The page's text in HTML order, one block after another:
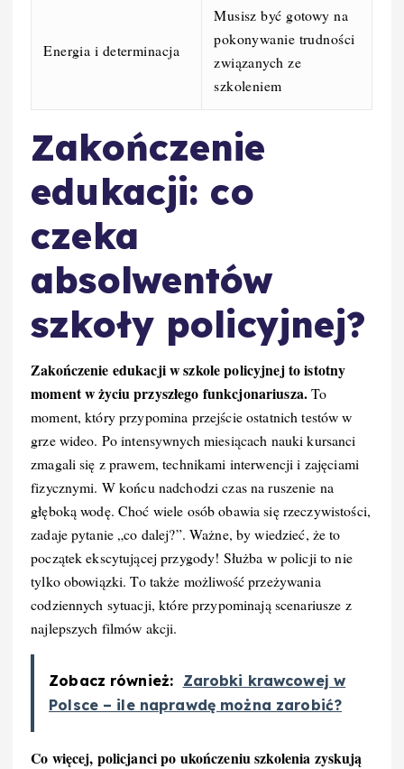
Energia i determinacja
Musisz być gotowy na
pokonywanie trudności
związanych ze
szkoleniem
Zakończenie
edukacji: co
czeka
absolwentów
szkoły policyjnej?
Zakończenie edukacji w szkole policyjnej to istotny
moment w życiu przyszłego funkcjonariusza.To
moment, który przypomina przejście ostatnich testów w
grze wideo. Po intensywnych miesiącach nauki kursanci
zmagali się z prawem, technikami interwencji i zajęciami
fizycznymi. W końcu nadchodzi czas na ruszenie na
głęboką wodę. Choć wiele osób obawia się rzeczywistości,
zadaje pytanie „co dalej?”. Ważne, by wiedzieć, że to
początek ekscytującej przygody! Służba w policji to nie
tylko obowiązki. To także możliwość przeżywania
codziennych sytuacji, które przypominają scenariusze z
najlepszych filmów akcji.
Zobacz również: Zarobki krawcowej w
Polsce – ile naprawdę można zarobić?
Co więcej, policjanci po ukończeniu szkolenia zyskują